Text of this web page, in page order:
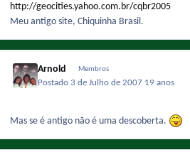
http://geocities.yahoo.com.br/cqbr2005
Meu antigo site, Chiquinha Brasil.
Arnold Membros
Postado 3 de Julho de 2007 19 anos
Mas se é antigo não é uma descoberta.